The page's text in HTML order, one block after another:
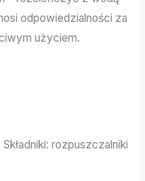
odpowiedzialności za
użyciem.
rozpuszczalniki